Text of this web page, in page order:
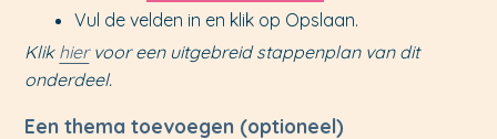
Vul de velden in en klik op Opslaan.
Klik hiervoor een uitgebreid stappenplan van dit
onderdeel.
Een thema toevoegen (optioneel)